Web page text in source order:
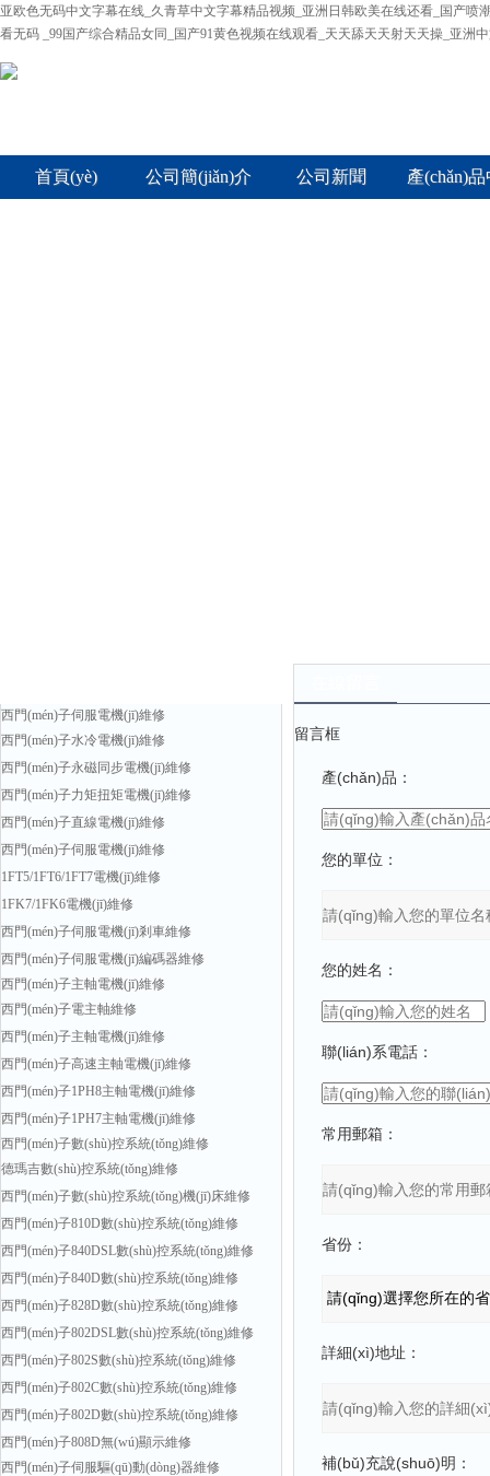
亚欧色无码中文字幕在线_久青草中文字幕精品视频_亚洲日韩欧美在线还看_国产
看无码 _99国产综合精品女同_国产91黄色视频在线观看_天天舔天天射天天操_亚
首頁(yè) 公司簡(jiǎn)介 公司新聞 產(chǎn)
西門(mén)子伺服電機(jī)維修
西門(mén)子水冷電機(jī)維修
西門(mén)子永磁同步電機(jī)維修
西門(mén)子力矩扭矩電機(jī)維修
西門(mén)子直線電機(jī)維修
西門(mén)子伺服電機(jī)維修
1FT5/1FT6/1FT7電機(jī)維修
1FK7/1FK6電機(jī)維修
西門(mén)子伺服電機(jī)剎車維修
西門(mén)子伺服電機(jī)編碼器維修
西門(mén)子主軸電機(jī)維修
西門(mén)子電主軸維修
西門(mén)子主軸電機(jī)維修
西門(mén)子高速主軸電機(jī)維修
西門(mén)子1PH8主軸電機(jī)維修
西門(mén)子1PH7主軸電機(jī)維修
西門(mén)子數(shù)控系統(tǒng)維修
德瑪吉數(shù)控系統(tǒng)維修
西門(mén)子數(shù)控系統(tǒng)機(jī)床維修
西門(mén)子810D數(shù)控系統(tǒng)維修
西門(mén)子840DSL數(shù)控系統(tǒng)維修
西門(mén)子840D數(shù)控系統(tǒng)維修
西門(mén)子828D數(shù)控系統(tǒng)維修
西門(mén)子802DSL數(shù)控系統(tǒng)維修
西門(mén)子802S數(shù)控系統(tǒng)維修
西門(mén)子802C數(shù)控系統(tǒng)維修
西門(mén)子802D數(shù)控系統(tǒng)維修
西門(mén)子808D無(wú)顯示維修
西門(mén)子伺服驅(qū)動(dòng)器維修
留言框
產(chǎn)品：
您的單位：
您的姓名：
聯(lián)系電話：
常用郵箱：
省份：
詳細(xì)地址：
補(bǔ)充說(shuō)明：